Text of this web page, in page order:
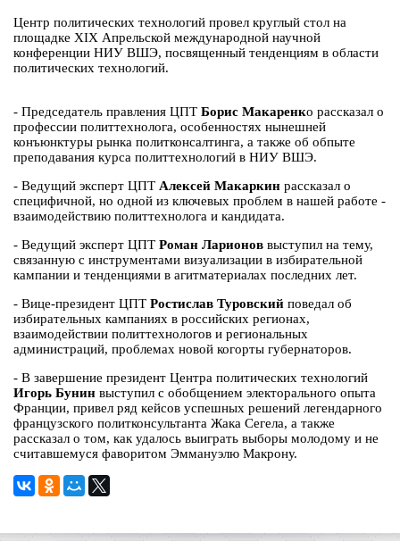
Центр политических технологий провел круглый стол на
площадке XIX Апрельской международной научной
конференции НИУ ВШЭ, посвященный тенденциям в области
политических технологий.
- Председатель правления ЦПТ Борис Макаренко рассказал о
профессии политтехнолога, особенностях нынешней
конъюнктуры рынка политконсалтинга, а также об обпыте
преподавания курса политтехнологий в НИУ ВШЭ.
- Ведущий эксперт ЦПТ Алексей Макаркин рассказал о
специфичной, но одной из ключевых проблем в нашей работе -
взаимодействию политтехнолога и кандидата.
- Ведущий эксперт ЦПТ Роман Ларионов выступил на тему,
связанную с инструментами визуализации в избирательной
кампании и тенденциями в агитматериалах последних лет.
- Вице-президент ЦПТ Ростислав Туровский поведал об
избирательных кампаниях в российских регионах,
взаимодействии политтехнологов и региональных
администраций, проблемах новой когорты губернаторов.
- В завершение президент Центра политических технологий
Игорь Бунин выступил с обобщением электорального опыта
Франции, привел ряд кейсов успешных решений легендарного
французского политконсультанта Жака Сегела, а также
рассказал о том, как удалось выиграть выборы молодому и не
считавшемуся фаворитом Эммануэлю Макрону.